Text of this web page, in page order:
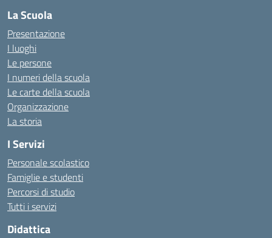
La Scuola
Presentazione
I luoghi
Le persone
I numeri della scuola
Le carte della scuola
Organizzazione
La storia
I Servizi
Personale scolastico
Famiglie e studenti
Percorsi di studio
Tutti i servizi
Didattica